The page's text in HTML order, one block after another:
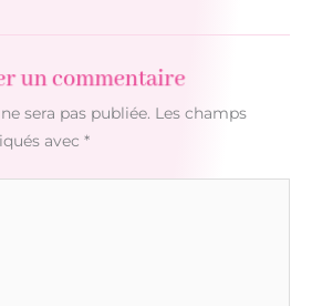
un commentaire
sera pas publiée. Les champs
avec *